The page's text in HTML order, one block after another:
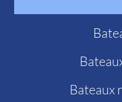
Bateaux